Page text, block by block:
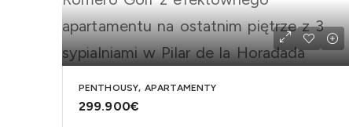
PENTHOUSY, APARTAMENTY
299.900€